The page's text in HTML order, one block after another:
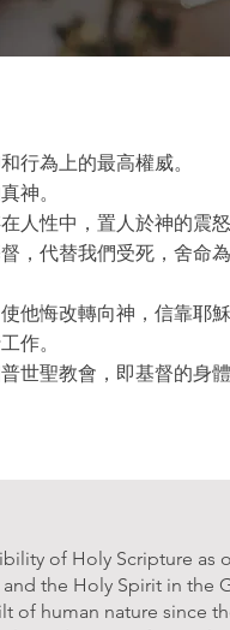
行為上的最高權威。
神。
人性中，置人於神的震怒
，代替我們受死，舍命
他悔改轉向神，信靠耶
作。
世聖教會，即基督的身體
of Holy Scripture as
the Holy Spirit in the
of human nature since